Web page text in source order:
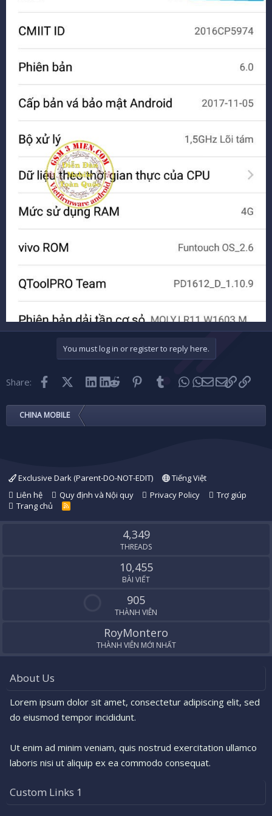
You must log in or register to reply here.
Share: FacebookX (Twitter)LinkedIn
Reddit PinterestTumblr WhatsApp
EmailLink
CHINA MOBILE
Exclusive Dark (Parent-DO-NOT-EDIT)
Tiếng Việt
Liên hệ
Quy định và Nội quy Privacy Policy
Trợ giúp
Trang chủ
R
S
4,349
THREADS
10,455
BÀI VIẾT
905
THÀNH VIÊN
RoyMontero
THÀNH VIÊN MỚI NHẤT
About Us
Lorem ipsum dolor sit amet, consectetur adipiscing elit, sed
do eiusmod tempor incididunt.
Ut enim ad minim veniam, quis nostrud exercitation ullamco
laboris nisi ut aliquip ex ea commodo consequat.
Custom Links 1